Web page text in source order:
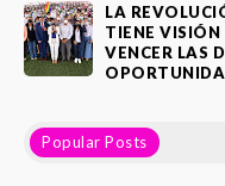
LA
TIENE VISIÓN
VENCER LAS
Popular Posts